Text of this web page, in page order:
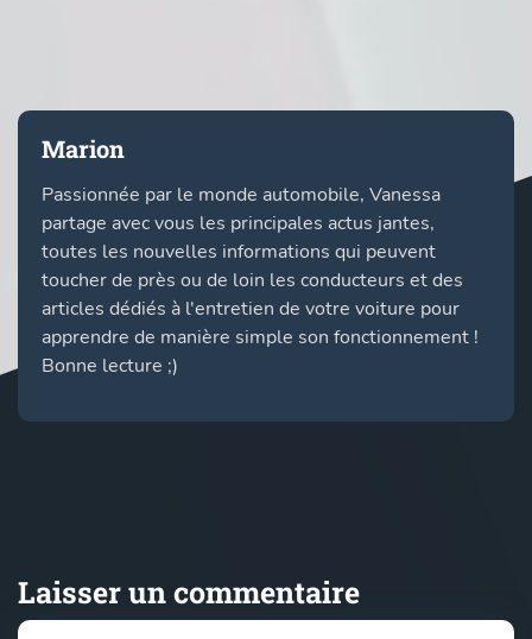
Marion
Passionnée par le monde automobile, Vanessa
partage avec vous les principales actus jantes,
toutes les nouvelles informations qui peuvent
toucher de près ou de loin les conducteurs et des
articles dédiés à l'entretien de votre voiture pour
apprendre de manière simple son fonctionnement !
Bonne lecture ;)
Laisser un commentaire